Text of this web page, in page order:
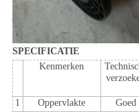
SPECIFICATIE
Kenmerken
1
Oppervlakte Goed